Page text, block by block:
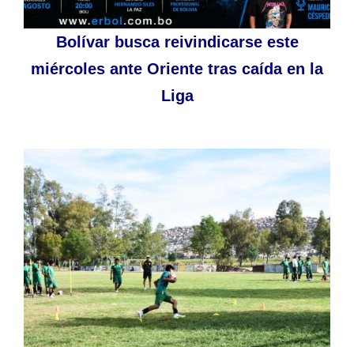
Bolívar busca reivindicarse este
miércoles ante Oriente tras caída en la
Liga